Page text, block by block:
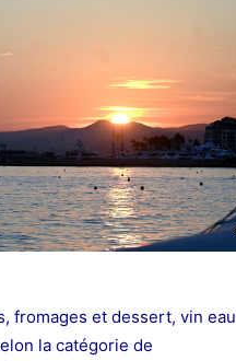
fromages et dessert, vin
la catégorie de